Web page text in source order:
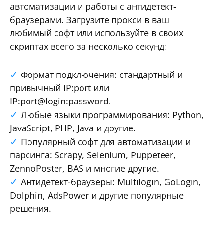
автоматизации и работы с антидетект-
браузерами. Загрузите прокси в ваш
любимый софт или используйте в своих
скриптах всего за несколько секунд:
Формат подключения: стандартный и
привычный IP:port или
IP:port@login:password.
Любые языки программирования: Python,
JavaScript, PHP, Java и другие.
Популярный софт для автоматизации и
парсинга: Scrapy, Selenium, Puppeteer,
ZennoPoster, BAS и многие другие.
Антидетект-браузеры: Multilogin, GoLogin,
Dolphin, AdsPower и другие популярные
решения.